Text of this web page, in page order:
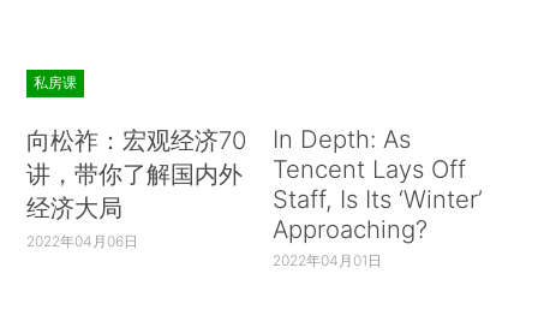
私房课
向松祚：宏观经济70
讲，带你了解国内外
经济大局
2022年04月06日
In Depth: As
Tencent Lays Off
Staff, Is Its ‘Winter’
Approaching?
2022年04月01日